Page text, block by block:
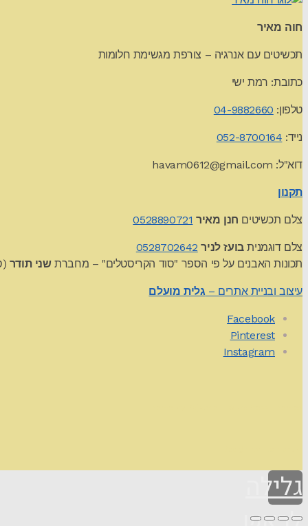
חוה מאיר
תכשיטים עם אנרגיה – צורפת מגשימת חלומות
כתובת: רמת ישי
טלפון: 04-9882660
נייד: 052-8700164
דוא"ל: havam0612@gmail.com
תקנון
צלם תכשיטים חנן מאיר 0528890721
צלם דוגמניתבועז לניר 0528702642
תכונות האבנים על פי הספר "סוד הקריסטלים" – מחברתשני תודר
עיצוב ובניית אתרים –גלית מועלם
Facebook
Pinterest
Instagram
גלילה